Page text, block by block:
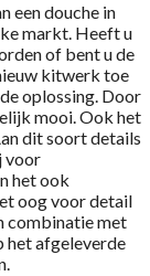
een douche in
markt. Heeft u
of bent u de
kitwerk toe
oplossing. Door
mooi. Ook het
dit soort details
voor
het ook
oog voor detail
combinatie met
het afgeleverde